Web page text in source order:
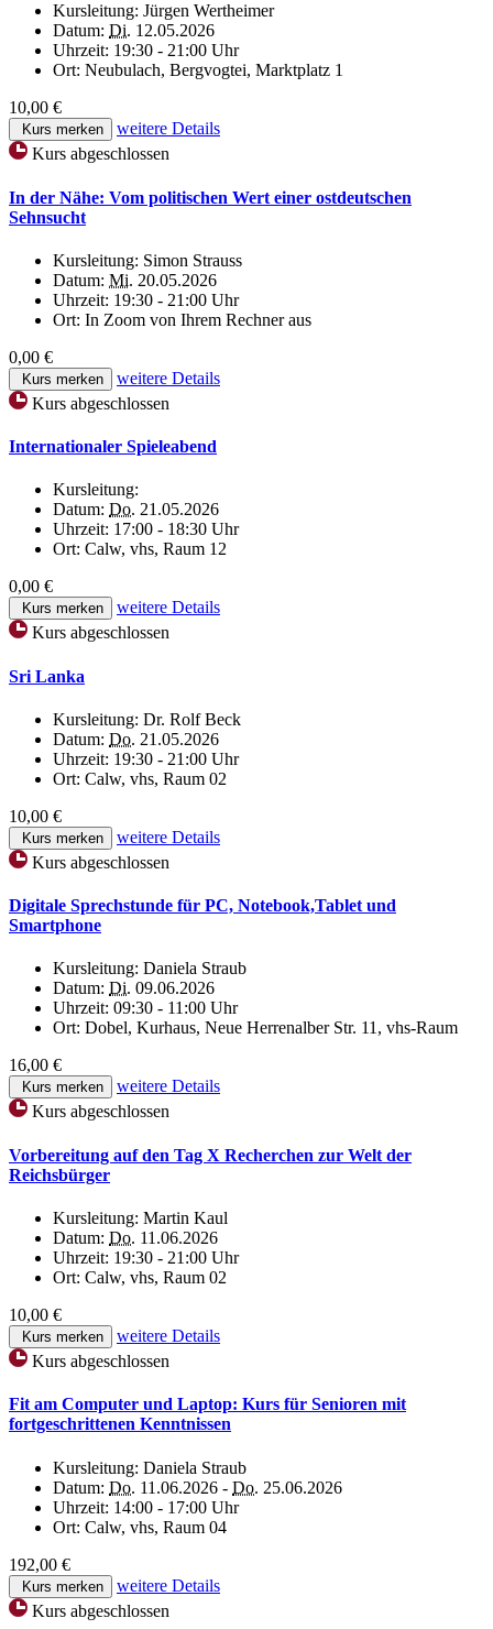
Kursleitung: Jürgen Wertheimer
Datum: Di. 12.05.2026
Uhrzeit: 19:30 - 21:00 Uhr
Ort: Neubulach, Bergvogtei, Marktplatz 1
10,00 €
Kurs merken
weitere Details
Kurs abgeschlossen
In der Nähe: Vom politischen Wert einer ostdeutschen
Sehnsucht
Kursleitung: Simon Strauss
Datum: Mi. 20.05.2026
Uhrzeit: 19:30 - 21:00 Uhr
Ort: In Zoom von Ihrem Rechner aus
0,00 €
Kurs merken
weitere Details
Kurs abgeschlossen
Internationaler Spieleabend
Kursleitung:
Datum: Do. 21.05.2026
Uhrzeit: 17:00 - 18:30 Uhr
Ort: Calw, vhs, Raum 12
0,00 €
Kurs merken
weitere Details
Kurs abgeschlossen
Sri Lanka
Kursleitung: Dr. Rolf Beck
Datum: Do. 21.05.2026
Uhrzeit: 19:30 - 21:00 Uhr
Ort: Calw, vhs, Raum 02
10,00 €
Kurs merken
weitere Details
Kurs abgeschlossen
Digitale Sprechstunde für PC, Notebook,Tablet und
Smartphone
Kursleitung: Daniela Straub
Datum: Di. 09.06.2026
Uhrzeit: 09:30 - 11:00 Uhr
Ort: Dobel, Kurhaus, Neue Herrenalber Str. 11, vhs-Raum
16,00 €
Kurs merken
weitere Details
Kurs abgeschlossen
Vorbereitung auf den Tag X Recherchen zur Welt der
Reichsbürger
Kursleitung: Martin Kaul
Datum: Do. 11.06.2026
Uhrzeit: 19:30 - 21:00 Uhr
Ort: Calw, vhs, Raum 02
10,00 €
Kurs merken
weitere Details
Kurs abgeschlossen
Fit am Computer und Laptop: Kurs für Senioren mit
fortgeschrittenen Kenntnissen
Kursleitung: Daniela Straub
Datum: Do. 11.06.2026 - Do. 25.06.2026
Uhrzeit: 14:00 - 17:00 Uhr
Ort: Calw, vhs, Raum 04
192,00 €
Kurs merken
weitere Details
Kurs abgeschlossen